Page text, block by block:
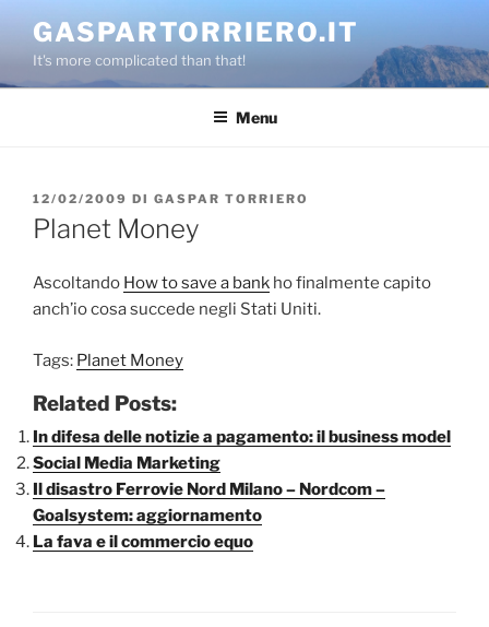
contenuto
GASPARTORRIERO.IT
It's more complicated than that!
Menu
PUBBLICATO
IL
12/02/2009 DI GASPAR TORRIERO
Planet Money
Ascoltando How to save a bank ho finalmente capito
anch’io cosa succede negli Stati Uniti.
Tags: Planet Money
Related Posts:
In difesa delle notizie a pagamento: il business model
Social Media Marketing
Il disastro Ferrovie Nord Milano – Nordcom –
Goalsystem: aggiornamento
La fava e il commercio equo